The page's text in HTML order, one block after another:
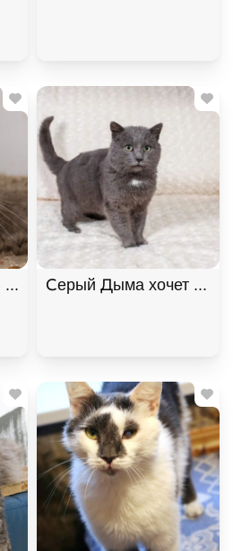
Котельники, Кошка в
Серый Дыма хочет